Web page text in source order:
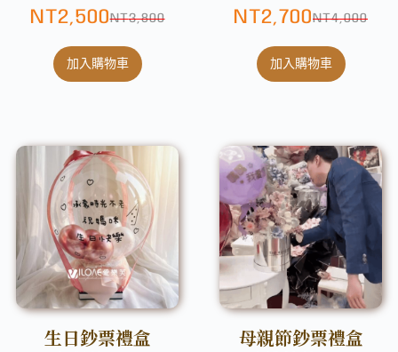
NT3,800
NT2,500
加入購物車
NT4,000
NT2,700
加入購物車
生日鈔票禮盒
母親節鈔票禮盒